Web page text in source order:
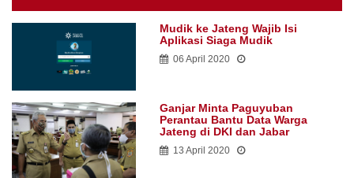
Mudik ke Jateng Wajib Isi
Aplikasi Siaga Mudik
06 April 2020
Ganjar Minta Paguyuban
Perantau Bantu Data Warga
Jateng di DKI dan Jabar
13 April 2020